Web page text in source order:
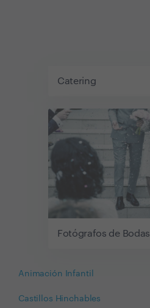
Catering
Fotógrafos de Bodas
Animación Infantil
Castillos Hinchables